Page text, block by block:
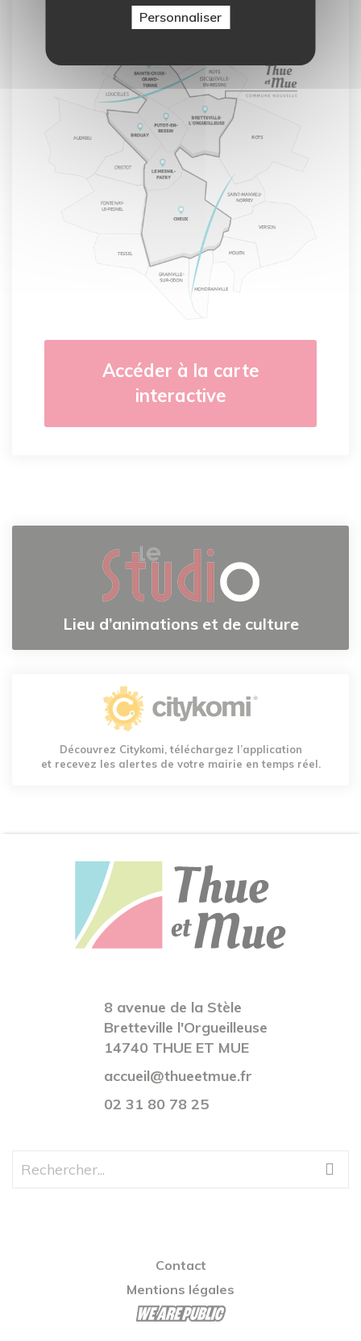
Accéder à la carte
interactive
Lieu d’animations et de culture
Découvrez Citykomi, téléchargez l’application
et recevez les alertes de votre mairie en temps réel.
8 avenue de la Stèle
Bretteville l'Orgueilleuse
14740 THUE ET MUE
accueil@thueetmue.fr
02 31 80 78 25
Contact
Mentions légales
Personnaliser